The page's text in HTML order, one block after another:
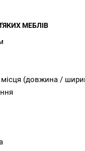
МЕБЛІВ
місця (довжина /